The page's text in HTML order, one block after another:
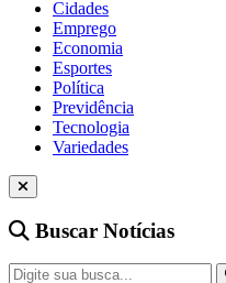
Cidades
Emprego
Economia
Esportes
Política
Previdência
Tecnologia
Variedades
Buscar Notícias